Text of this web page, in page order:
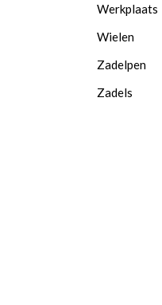
Werkplaats
Wielen
Zadelpen
Zadels